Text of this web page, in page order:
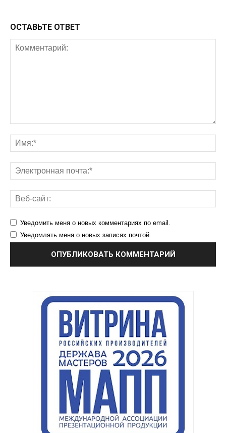
ОСТАВЬТЕ ОТВЕТ
Уведомить меня о новых комментариях по email.
Уведомлять меня о новых записях почтой.